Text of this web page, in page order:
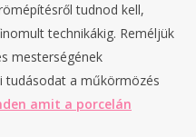
tudnod kell,
technikákig. Reméljük
mesterségének
tudásodat a műkörmözés
amit a porcelán